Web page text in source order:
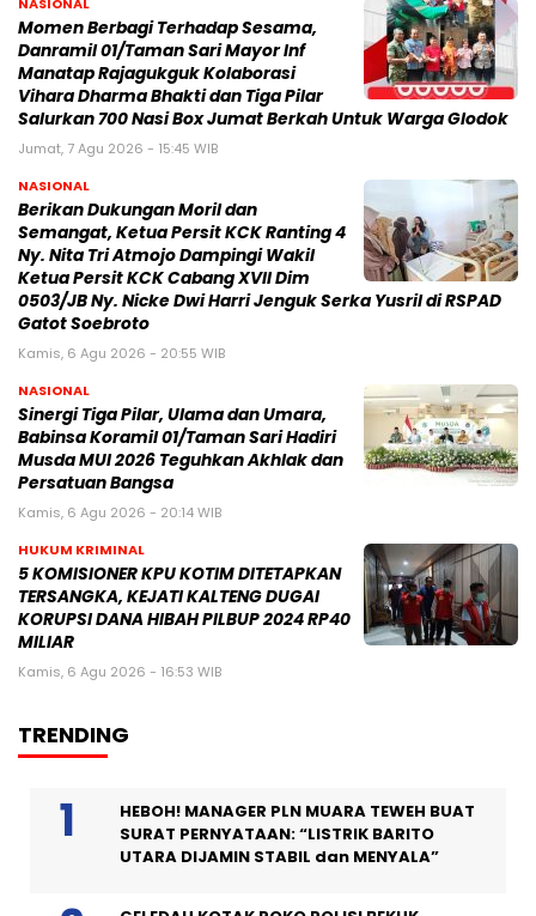
Momen Berbagi Terhadap Sesama,
Danramil 01/Taman Sari Mayor Inf
Manatap Rajagukguk Kolaborasi
Vihara Dharma Bhakti dan Tiga Pilar
Salurkan 700 Nasi Box Jumat Berkah Untuk Warga Glodok
Jumat, 7 Agu 2026 - 15:45 WIB
NASIONAL
Berikan Dukungan Moril dan
Semangat, Ketua Persit KCK Ranting 4
Ny. Nita Tri Atmojo Dampingi Wakil
Ketua Persit KCK Cabang XVII Dim
0503/JB Ny. Nicke Dwi Harri Jenguk Serka Yusril di RSPAD
Gatot Soebroto
Kamis, 6 Agu 2026 - 20:55 WIB
NASIONAL
Sinergi Tiga Pilar, Ulama dan Umara,
Babinsa Koramil 01/Taman Sari Hadiri
Musda MUI 2026 Teguhkan Akhlak dan
Persatuan Bangsa
Kamis, 6 Agu 2026 - 20:14 WIB
HUKUM KRIMINAL
5 KOMISIONER KPU KOTIM DITETAPKAN
TERSANGKA, KEJATI KALTENG DUGAI
KORUPSI DANA HIBAH PILBUP 2024 RP40
MILIAR
Kamis, 6 Agu 2026 - 16:53 WIB
TRENDING
HEBOH! MANAGER PLN MUARA TEWEH BUAT
SURAT PERNYATAAN: “LISTRIK BARITO
UTARA DIJAMIN STABIL dan MENYALA”